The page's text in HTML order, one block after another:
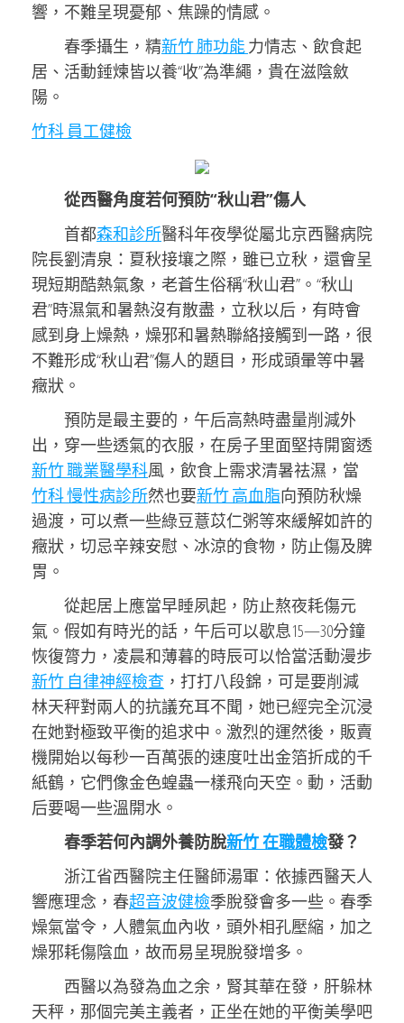
響，不難呈現憂郁、焦躁的情感。
春季攝生，精新竹 肺功能力情志、飲食起
居、活動錘煉皆以養“收”為準繩，貴在滋陰斂
陽。
竹科 員工健檢
從西醫角度若何預防“秋山君”傷人
首都森和診所醫科年夜學從屬北京西醫病院
院長劉清泉：夏秋接壤之際，雖已立秋，還會呈
現短期酷熱氣象，老蒼生俗稱“秋山君”。“秋山
君”時濕氣和暑熱沒有散盡，立秋以后，有時會
感到身上燥熱，燥邪和暑熱聯絡接觸到一路，很
不難形成“秋山君”傷人的題目，形成頭暈等中暑
癥狀。
預防是最主要的，午后高熱時盡量削減外
出，穿一些透氣的衣服，在房子里面堅持開窗透
新竹 職業醫學科風，飲食上需求清暑祛濕，當
竹科 慢性病診所然也要新竹 高血脂向預防秋燥
過渡，可以煮一些綠豆薏苡仁粥等來緩解如許的
癥狀，切忌辛辣安慰、冰涼的食物，防止傷及脾
胃。
從起居上應當早睡夙起，防止熬夜耗傷元
氣。假如有時光的話，午后可以歇息15—30分鐘
恢復膂力，凌晨和薄暮的時辰可以恰當活動漫步
新竹 自律神經檢查 ，打打八段錦，可是要削減
林天秤對兩人的抗議充耳不聞，她已經完全沉浸
在她對極致平衡的追求中。激烈的運然後，販賣
機開始以每秒一百萬張的速度吐出金箔折成的千
紙鶴，它們像金色蝗蟲一樣飛向天空。動，活動
后要喝一些溫開水。
春季若何內調外養防脫新竹 在職體檢發？
浙江省西醫院主任醫師湯軍：依據西醫天人
響應理念，春超音波健檢季脫發會多一些。春季
燥氣當令，人體氣血內收，頭外相孔壓縮，加之
燥邪耗傷陰血，故而易呈現脫發增多。
西醫以為發為血之余，腎其華在發，肝躲林
天秤，那個完美主義者，正坐在她的平衡美學吧